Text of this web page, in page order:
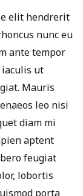
elit hendrerit
nunc eu
ante tempor
iaculis ut
Mauris
leo nisi
diam mi
aptent
feugiat
lobortis
porta